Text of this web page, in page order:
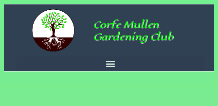
Corfe Mullen
Gardening Club